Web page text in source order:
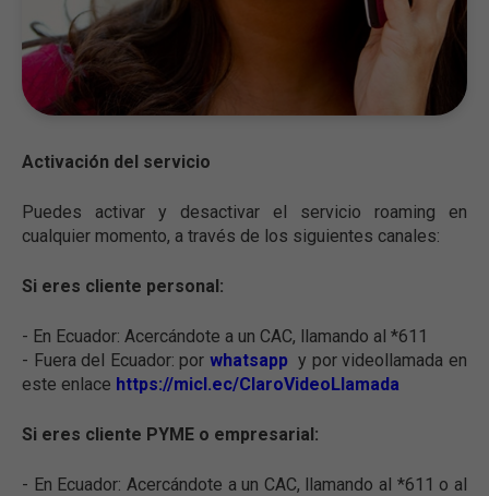
Activación del servicio
Puedes activar y desactivar el servicio roaming en
cualquier momento, a través de los siguientes canales:
Si eres cliente personal:
- En Ecuador: Acercándote a un CAC, llamando al *611
- Fuera del Ecuador: por whatsapp y por videollamada en
este enlace https://micl.ec/ClaroVideoLlamada
Si eres cliente PYME o empresarial:
- En Ecuador: Acercándote a un CAC, llamando al *611 o al